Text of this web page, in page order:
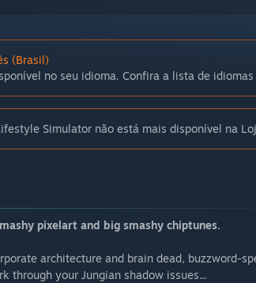
(Brasil)
no seu idioma. Confira a lista de
Simulator não está mais disponível na
pixelart and big smashy chiptunes.
architecture and brain dead, buzzword-
through your Jungian shadow issues...